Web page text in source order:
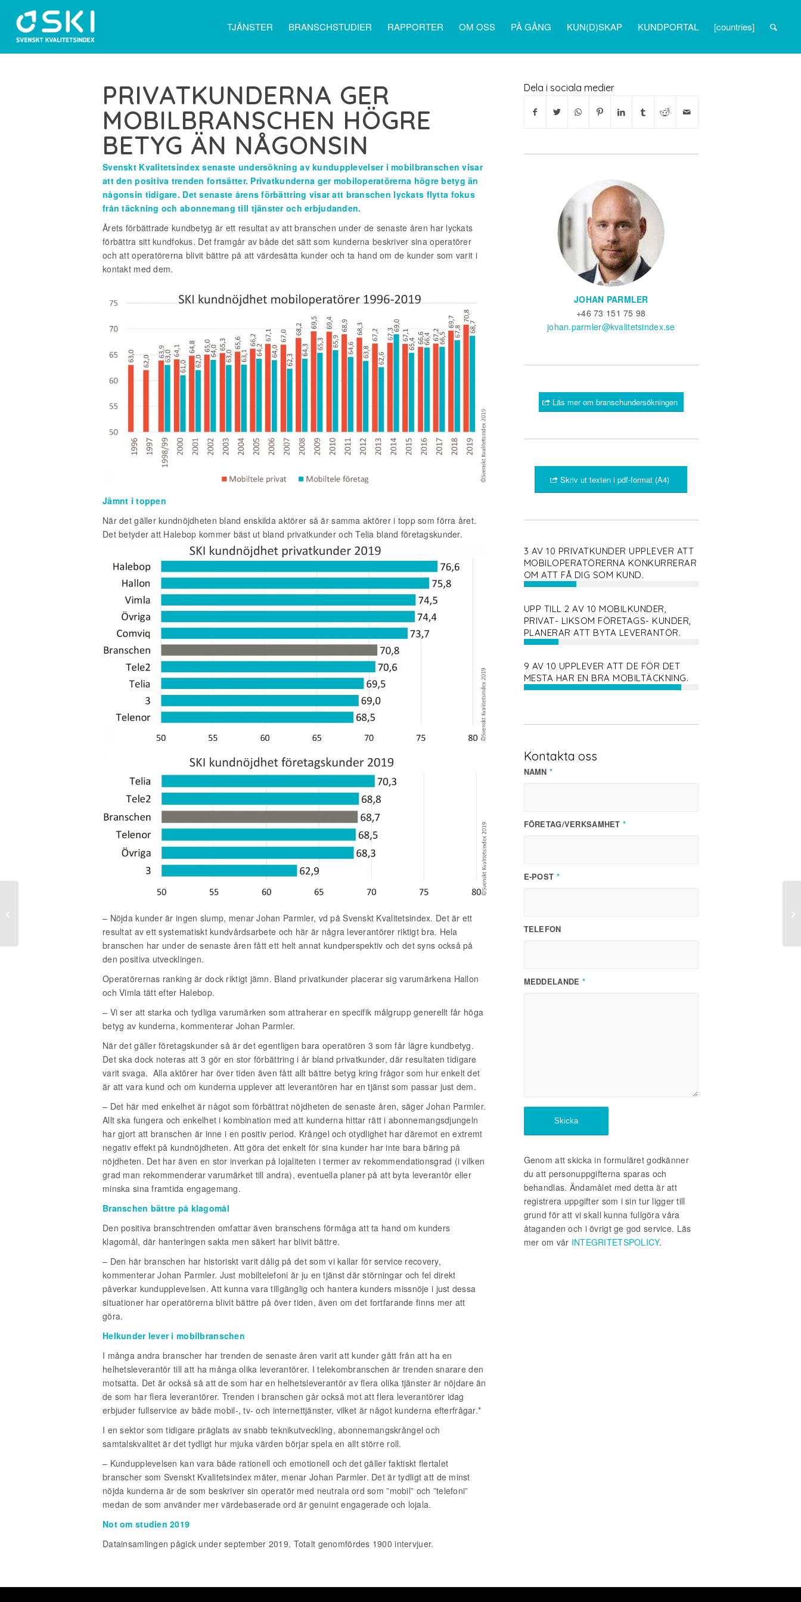
TJÄNSTER BRANSCHSTUDIER RAPPORTER OM OSS PÅ GÅNG KUN(D)SKAP KUNDPORTAL [countries]
PRIVATKUNDERNA GER
MOBILBRANSCHEN HÖGRE
BETYG ÄN NÅGONSIN
Svenskt Kvalitetsindex senaste undersökning av kundupplevelser i mobilbranschen visar
att den positiva trenden fortsätter. Privatkunderna ger mobiloperatörerna högre betyg än
någonsin tidigare. Det senaste årens förbättring visar att branschen lyckats flytta fokus
från täckning och abonnemang till tjänster och erbjudanden.
Årets förbättrade kundbetyg är ett resultat av att branschen under de senaste åren har lyckats
förbättra sitt kundfokus. Det framgår av både det sätt som kunderna beskriver sina operatörer
och att operatörerna blivit bättre på att värdesätta kunder och ta hand om de kunder som varit i
kontakt med dem.
Jämnt i toppen
När det gäller kundnöjdheten bland enskilda aktörer så är samma aktörer i topp som förra året.
Det betyder att Halebop kommer bäst ut bland privatkunder och Telia bland företagskunder.
– Nöjda kunder är ingen slump, menar Johan Parmler, vd på Svenskt Kvalitetsindex. Det är ett
resultat av ett systematiskt kundvårdsarbete och här är några leverantörer riktigt bra. Hela
branschen har under de senaste åren fått ett helt annat kundperspektiv och det syns också på
den positiva utvecklingen.
Operatörernas ranking är dock riktigt jämn. Bland privatkunder placerar sig varumärkena Hallon
och Vimla tätt efter Halebop.
– Vi ser att starka och tydliga varumärken som attraherar en specifik målgrupp generellt får höga
betyg av kunderna, kommenterar Johan Parmler.
När det gäller företagskunder så är det egentligen bara operatören 3 som får lägre kundbetyg.
Det ska dock noteras att 3 gör en stor förbättring i år bland privatkunder, där resultaten tidigare
varit svaga. Alla aktörer har över tiden även fått allt bättre betyg kring frågor som hur enkelt det
är att vara kund och om kunderna upplever att leverantören har en tjänst som passar just dem.
– Det här med enkelhet är något som förbättrat nöjdheten de senaste åren, säger Johan Parmler.
Allt ska fungera och enkelhet i kombination med att kunderna hittar rätt i abonnemangsdjungeln
har gjort att branschen är inne i en positiv period. Krångel och otydlighet har däremot en extremt
negativ effekt på kundnöjdheten. Att göra det enkelt för sina kunder har inte bara bäring på
nöjdheten. Det har även en stor inverkan på lojaliteten i termer av rekommendationsgrad (i vilken
grad man rekommenderar varumärket till andra), eventuella planer på att byta leverantör eller
minska sina framtida engagemang.
Branschen bättre på klagomål
Den positiva branschtrenden omfattar även branschens förmåga att ta hand om kunders
klagomål, där hanteringen sakta men säkert har blivit bättre.
– Den här branschen har historiskt varit dålig på det som vi kallar för service recovery,
kommenterar Johan Parmler. Just mobiltelefoni är ju en tjänst där störningar och fel direkt
påverkar kundupplevelsen. Att kunna vara tillgänglig och hantera kunders missnöje i just dessa
situationer har operatörerna blivit bättre på över tiden, även om det fortfarande finns mer att
göra.
Helkunder lever i mobilbranschen
I många andra branscher har trenden de senaste åren varit att kunder gått från att ha en
helhetsleverantör till att ha många olika leverantörer. I telekombranschen är trenden snarare den
motsatta. Det är också så att de som har en helhetsleverantör av flera olika tjänster är nöjdare än
de som har flera leverantörer. Trenden i branschen går också mot att flera leverantörer idag
erbjuder fullservice av både mobil-, tv- och internettjänster, vilket är något kunderna efterfrågar.*
I en sektor som tidigare präglats av snabb teknikutveckling, abonnemangskrångel och
samtalskvalitet är det tydligt hur mjuka värden börjar spela en allt större roll.
– Kundupplevelsen kan vara både rationell och emotionell och det gäller faktiskt flertalet
branscher som Svenskt Kvalitetsindex mäter, menar Johan Parmler. Det är tydligt att de minst
nöjda kunderna är de som beskriver sin operatör med neutrala ord som ”mobil” och ”telefoni”
medan de som använder mer värdebaserade ord är genuint engagerade och lojala.
Not om studien 2019
Datainsamlingen pågick under september 2019. Totalt genomfördes 1900 intervjuer.
Dela i sociala medier
JOHAN PARMLER
+46 73 151 75 98
johan.parmler@kvalitetsindex.se
Läs mer om branschundersökningen
Skriv ut texten i pdf-format (A4)
3 AV 10 PRIVATKUNDER UPPLEVER ATT
MOBILOPERATÖRERNA KONKURRERAR
OM ATT FÅ DIG SOM KUND.
UPP TILL 2 AV 10 MOBILKUNDER,
PRIVAT- LIKSOM FÖRETAGS- KUNDER,
PLANERAR ATT BYTA LEVERANTÖR.
9 AV 10 UPPLEVER ATT DE FÖR DET
MESTA HAR EN BRA MOBILTÄCKNING.
Kontakta oss
NAMN*
FÖRETAG/VERKSAMHET *
E-POST *
TELEFON
MEDDELANDE *
Genom att skicka in formuläret godkänner
du att personuppgifterna sparas och
behandlas. Ändamålet med detta är att
registrera uppgifter som i sin tur ligger till
grund för att vi skall kunna fullgöra våra
åtaganden och i övrigt ge god service. Läs
mer om vår INTEGRITETSPOLICY.